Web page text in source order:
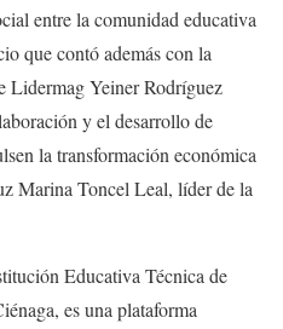
entre la comunidad educativa
que contó además con la
Lidermag Yeiner Rodríguez
y el desarrollo de
la transformación económica
Marina Toncel Leal, líder de la
Educativa Técnica de
es una plataforma